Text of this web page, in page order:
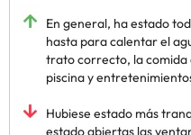
En general, ha estado
hasta para calentar el
trato correcto, la comida
piscina y
Hubiese estado más
estado abiertas las